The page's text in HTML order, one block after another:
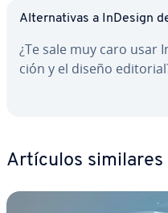
Al­te­r­na­ti­vas a InDesign
¿Te sale muy caro usar
ción y el diseño
Artículos similares